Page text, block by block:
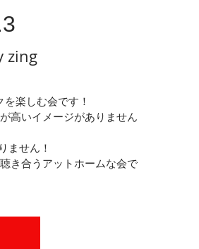
zing
楽しむ会です！
高いイメージがありません
ません！
き合うアットホームな会で